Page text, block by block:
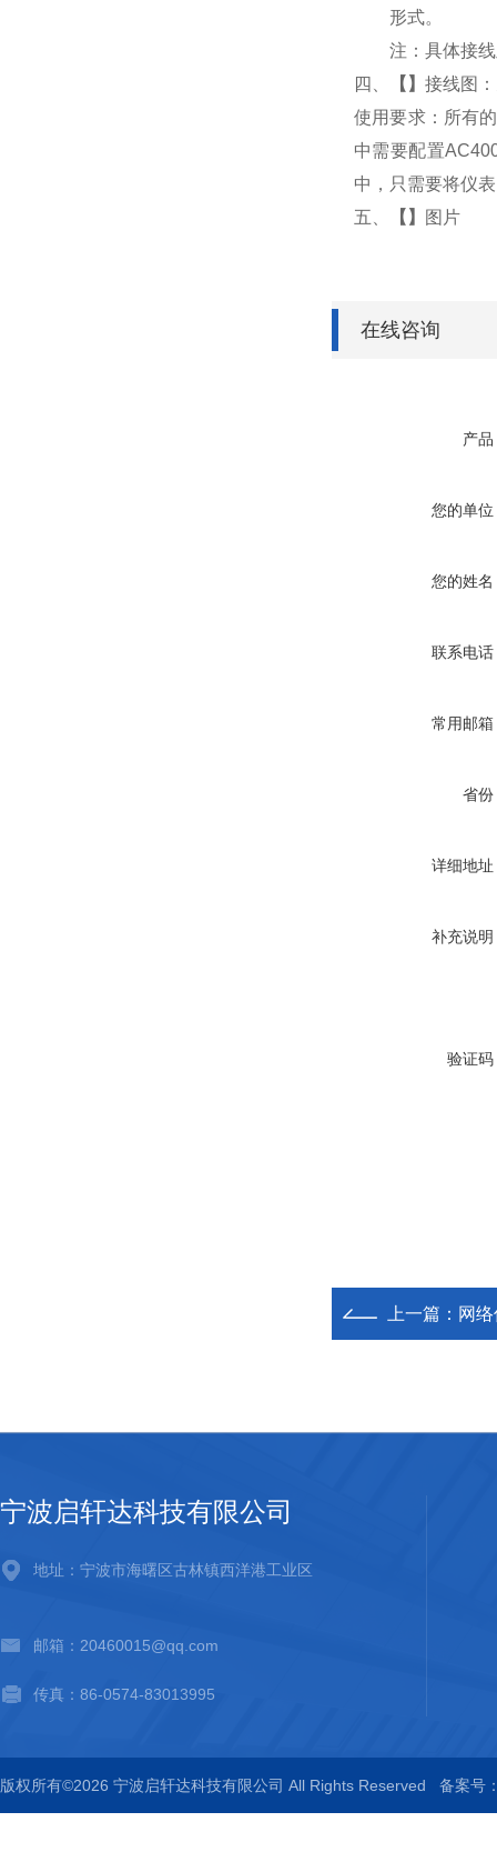
形式。
注：具体接
四、
【 】 接线图
使用要求：所有
中需要配置
中，只需要将仪
五、
【 】 图片
在线咨询
产品
您的单位
您的姓名
联系电话
常用邮箱
省份
详细地址
补充说明
验证码
上一篇： 网
宁波启轩达科技有限公司
地址：宁波市海曙区古林镇西洋港工业区
邮箱：20460015@qq.com
传真：86-0574-83013995
版权所有©2026 宁波启轩达科技有限公司 All Rights Reserved 备案号